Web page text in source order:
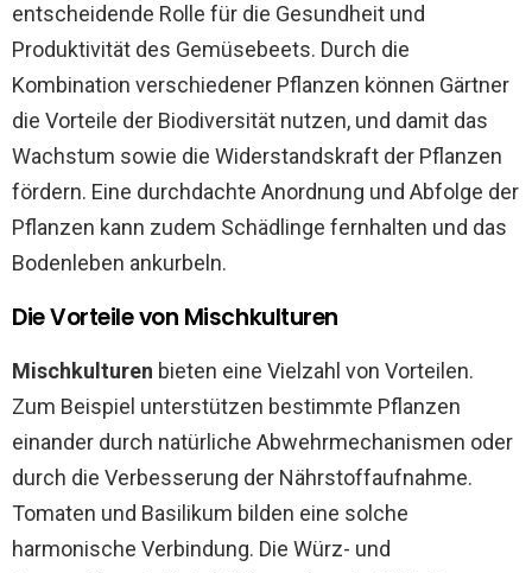
entscheidende Rolle für die Gesundheit und
Produktivität des Gemüsebeets. Durch die
Kombination verschiedener Pflanzen können Gärtner
die Vorteile der Biodiversität nutzen, und damit das
Wachstum sowie die Widerstandskraft der Pflanzen
fördern. Eine durchdachte Anordnung und Abfolge der
Pflanzen kann zudem Schädlinge fernhalten und das
Bodenleben ankurbeln.
Die Vorteile von Mischkulturen
Mischkulturen bieten eine Vielzahl von Vorteilen.
Zum Beispiel unterstützen bestimmte Pflanzen
einander durch natürliche Abwehrmechanismen oder
durch die Verbesserung der Nährstoffaufnahme.
Tomaten und Basilikum bilden eine solche
harmonische Verbindung. Die Würz- und